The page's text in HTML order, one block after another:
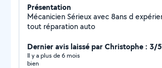
Présentation
Mécanicien Sérieux avec 8ans d expérience effectue
tout réparation auto
Dernier avis laissé par Christophe : 3/5
Il y a plus de 6 mois
bien